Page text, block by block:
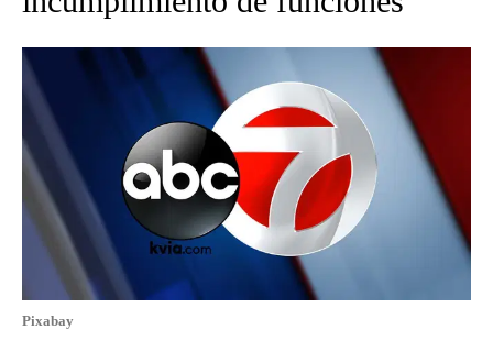
Pixabay